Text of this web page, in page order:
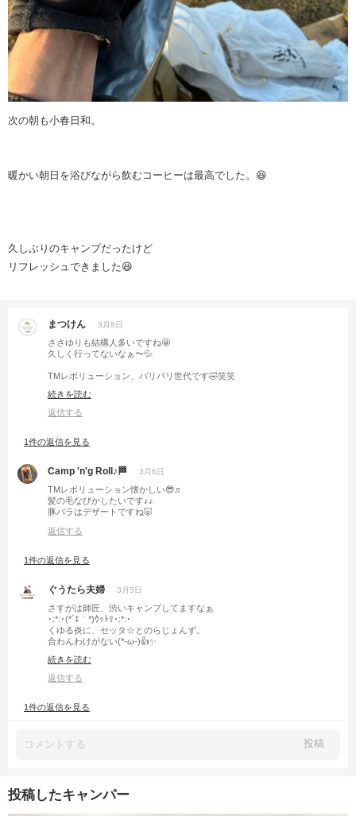
次の朝も小春日和。
暖かい朝日を浴びながら飲むコーヒーは最高でした。😆
久しぶりのキャンプだったけど
リフレッシュできました😆
まつけん 3月8日
ささゆりも結構人多いですね🤩
久しく行ってないなぁ〜💦
TMレボリューション、バリバリ世代です🤣笑笑
続きを読む
返信する
1件の返信を見る
Camp 'n'g Roll♪🏁 3月6日
TMレボリューション懐かしい😎♬
髪の毛なびかしたいです♪♪
豚バラはデザートですね🐷
返信する
1件の返信を見る
ぐうたら夫婦 3月5日
さすがは師匠、渋いキャンプしてますなぁ
･:*:･(*´ｴ｀*)ｳｯﾄﾘ･:*:･
くゆる炎に、セッタ☆とのらじょんず。
合わんわけがない(*-ω-)👍✨️
続きを読む
返信する
1件の返信を見る
投稿
投稿したキャンパー